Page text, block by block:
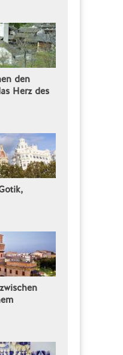
den
Herz des